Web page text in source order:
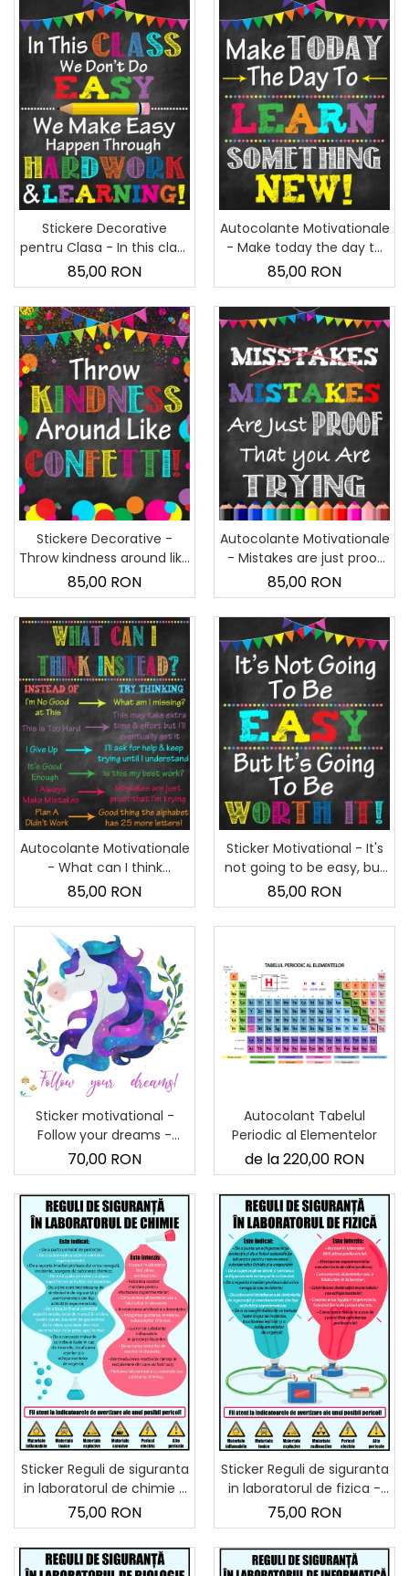
Stickere Decorative
pentru Clasa - In this class
we don't do easy - 60x90
cm
85,00 RON
Autocolante Motivationale
- Make today the day to
learn something new! -
60x90 cm
85,00 RON
Stickere Decorative -
Throw kindness around like
confetti! - 60x90 cm
85,00 RON
Autocolante Motivationale
- Mistakes are just proof
that you are trying -
60x90 cm
85,00 RON
Autocolante Motivationale
- What can I think
instead? - 60x90 cm.
85,00 RON
Sticker Motivational - It's
not going to be easy, but
it's going to be worth it! -
60x90 cm
85,00 RON
Sticker motivational -
Follow your dreams -
Inorog - 60x60 cm
70,00 RON
Autocolant Tabelul
Periodic al Elementelor
de la 220,00 RON
Sticker Reguli de siguranta
in laboratorul de chimie -
60x90 cm
75,00 RON
Sticker Reguli de siguranta
in laboratorul de fizica -
60x90 cm
75,00 RON